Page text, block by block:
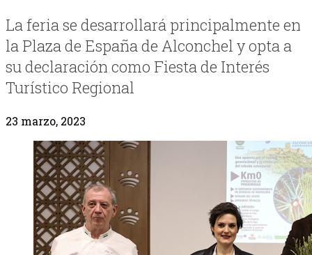
La feria se desarrollará principalmente en
la Plaza de España de Alconchel y opta a
su declaración como Fiesta de Interés
Turístico Regional
23 marzo, 2023